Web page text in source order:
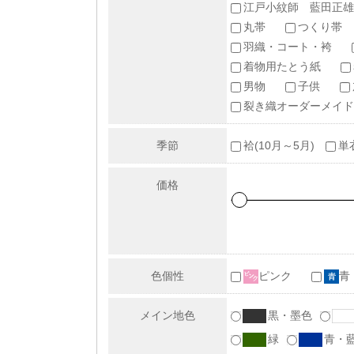
江戸小紋師 藍田正
丸帯
つくり帯
羽織・コート・袴
着物用たとう紙
男物
子供
裂き織オーダーメイド
季節 袷(10月～5月) 単
価格
色個性 ピンク 青
メイン地色
黒・墨色
緑
青・